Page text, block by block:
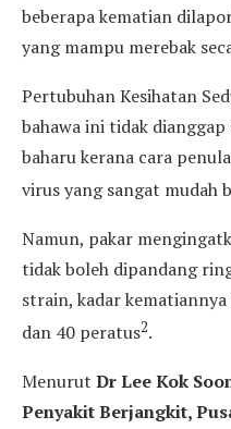
beberapa kematian
yang mampu merebak
Pertubuhan Kesihatan
bahawa ini tidak
baharu kerana cara
virus yang sangat mudah
Namun, pakar
tidak boleh dipandang
strain, kadar
dan 40 peratus2.
Menurut Dr Lee Kok
Penyakit Berjangkit,